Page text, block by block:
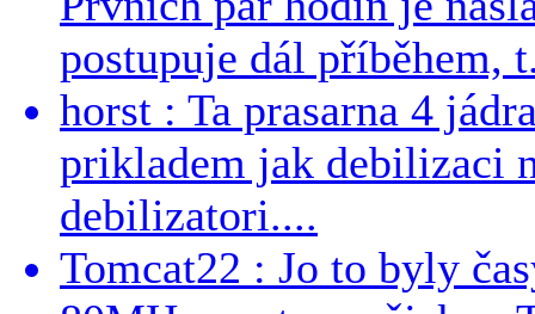
postupuje dál příběhem,
horst : Ta prasarna 4
prikladem jak debilizaci
debilizatori....
Tomcat22 : Jo to byly